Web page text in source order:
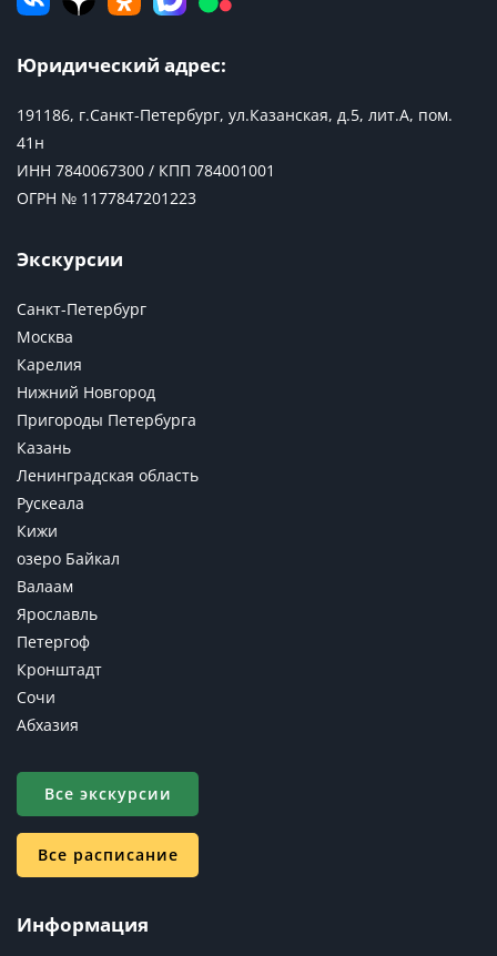
Юридический адрес:
191186, г.Санкт-Петербург, ул.Казанская, д.5, лит.А, пом.
41н
ИНН 7840067300 / КПП 784001001
ОГРН № 1177847201223
Экскурсии
Санкт-Петербург
Москва
Карелия
Нижний Новгород
Пригороды Петербурга
Казань
Ленинградская область
Рускеала
Кижи
озеро Байкал
Валаам
Ярославль
Петергоф
Кронштадт
Сочи
Абхазия
Все экскурсии
Все расписание
Информация